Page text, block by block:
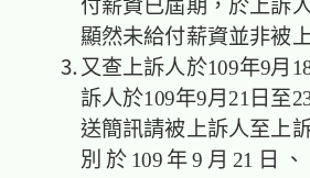
付薪資已屆期，於上訴
顯然未給付薪資並非被
⒊又查上訴人於109年9月18
訴人於109年9月21日至
送簡訊請被上訴人至上
別於109年9月21日